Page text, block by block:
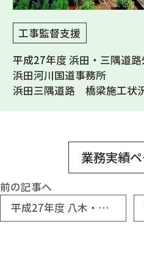
工事監督支援
平成27年度 浜田・三隅道
浜田河川国道事務所
浜田三隅道路 橋梁施工状
業務実績
前の記事へ
平成27年度 八木・緑井地区外砂防工事監督支援業務